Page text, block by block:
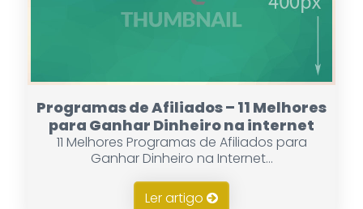
Programas de Afiliados – 11 Melhores
para Ganhar Dinheiro na internet
11 Melhores Programas de Afiliados para
Ganhar Dinheiro na Internet...
Ler artigo